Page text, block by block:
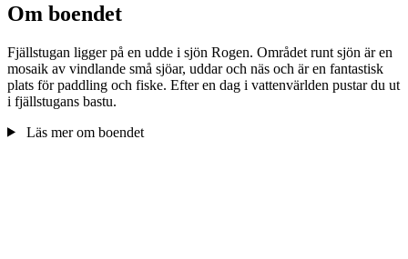
Om boendet
Fjällstugan ligger på en udde i sjön Rogen. Området runt sjön är en
mosaik av vindlande små sjöar, uddar och näs och är en fantastisk
plats för paddling och fiske. Efter en dag i vattenvärlden pustar du ut
i fjällstugans bastu.
Läs mer om boendet